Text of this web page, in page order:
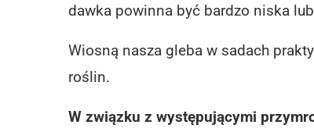
dawka powinna być bardzo niska
Wiosną nasza gleba w sadach
roślin.
W związku z występującymi